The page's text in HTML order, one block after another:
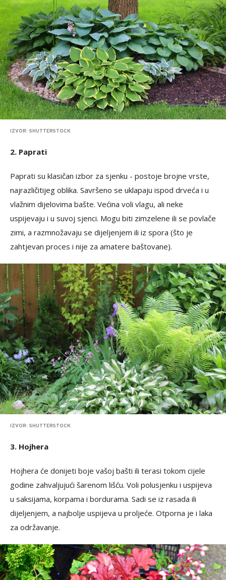
IZVOR: SHUTTERSTOCK
2. Paprati
Paprati su klasičan izbor za sjenku - postoje brojne vrste,
najrazličitijeg oblika. Savršeno se uklapaju ispod drveća i u
vlažnim dijelovima bašte. Većina voli vlagu, ali neke
uspijevaju i u suvoj sjenci. Mogu biti zimzelene ili se povlače
zimi, a razmnožavaju se dijeljenjem ili iz spora (što je
zahtjevan proces i nije za amatere baštovane).
IZVOR: SHUTTERSTOCK
3. Hojhera
Hojhera će donijeti boje vašoj bašti ili terasi tokom cijele
godine zahvaljujući šarenom lišću. Voli polusjenku i uspijeva
u saksijama, korpama i bordurama. Sadi se iz rasada ili
dijeljenjem, a najbolje uspijeva u proljeće. Otporna je i laka
za održavanje.